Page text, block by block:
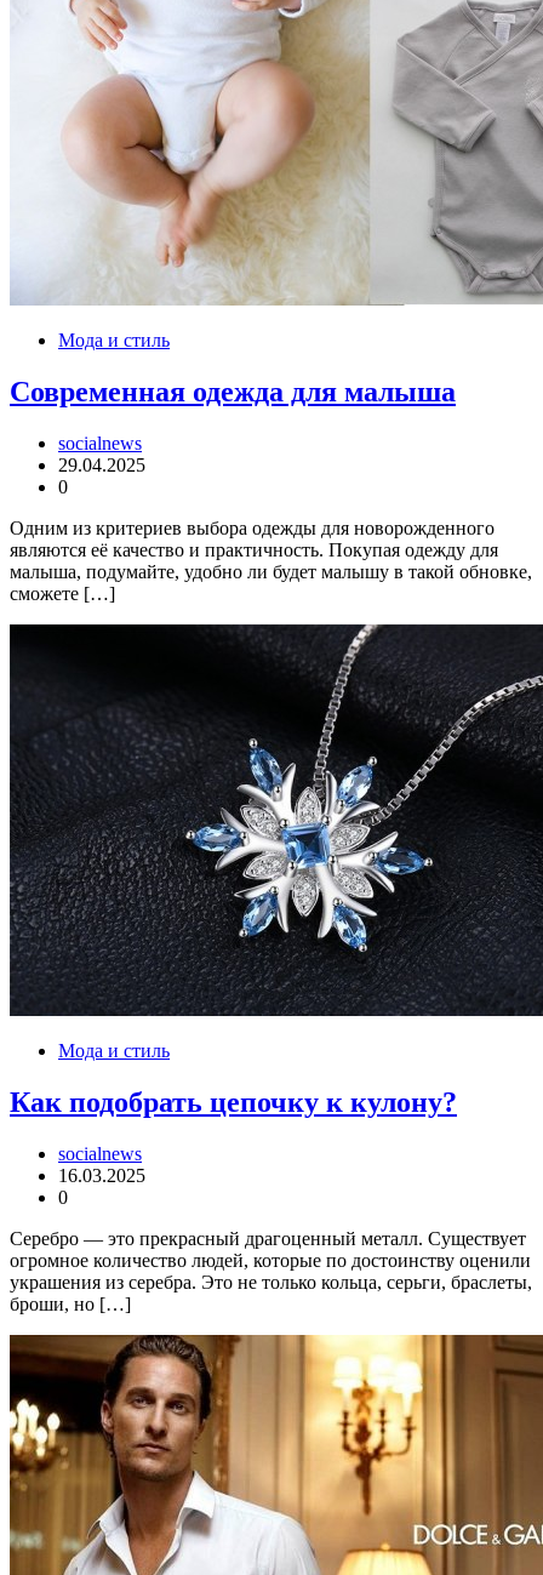
Мода и стиль
Современная одежда для малыша
socialnews
29.04.2025
0
Одним из критериев выбора одежды для новорожденного
являются её качество и практичность. Покупая одежду для
малыша, подумайте, удобно ли будет малышу в такой обновке,
сможете […]
Мода и стиль
Как подобрать цепочку к кулону?
socialnews
16.03.2025
0
Серебро — это прекрасный драгоценный металл. Существует
огромное количество людей, которые по достоинству оценили
украшения из серебра. Это не только кольца, серьги, браслеты,
броши, но […]